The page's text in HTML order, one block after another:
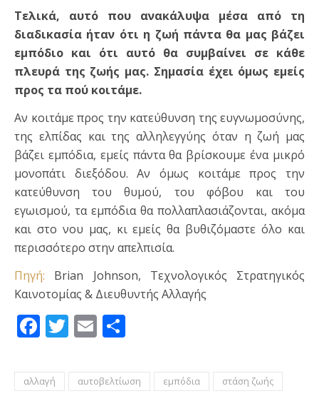
Τελικά, αυτό που ανακάλυψα μέσα από τη
διαδικασία ήταν ότι η ζωή πάντα θα μας βάζει
εμπόδιο και ότι αυτό θα συμβαίνει σε κάθε
πλευρά της ζωής μας. Σημασία έχει όμως εμείς
προς τα πού κοιτάμε.
Αν κοιτάμε προς την κατεύθυνση της ευγνωμοσύνης,
της ελπίδας και της αλληλεγγύης όταν η ζωή μας
βάζει εμπόδια, εμείς πάντα θα βρίσκουμε ένα μικρό
μονοπάτι διεξόδου. Αν όμως κοιτάμε προς την
κατεύθυνση του θυμού, του φόβου και του
εγωισμού, τα εμπόδια θα πολλαπλασιάζονται, ακόμα
και στο νου μας, κι εμείς θα βυθιζόμαστε όλο και
περισσότερο στην απελπισία.
Πηγή: Brian Johnson, Τεχνολογικός Στρατηγικός
Καινοτομίας & Διευθυντής Αλλαγής
Facebook
Twitter
Email
αλλαγή αυτοβελτίωση εμπόδια στάση ζωής